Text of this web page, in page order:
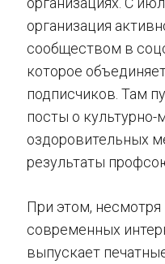
организация
сообществом в
которое
подписчиков. Там
посты о
оздоровительных
результаты
При этом, несмотря
современных
выпускает